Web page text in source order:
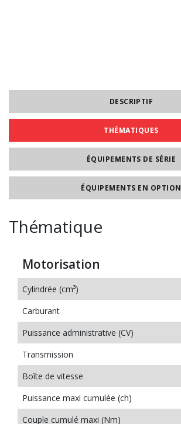
DESCRIPTIF
THÉMATIQUES
ÉQUIPEMENTS DE SÉRIE
ÉQUIPEMENTS EN OPTION
Thématique
Motorisation
Cylindrée (cm³)
Carburant
Puissance administrative (CV)
Transmission
Boîte de vitesse
Puissance maxi cumulée (ch)
Couple cumulé maxi (Nm)